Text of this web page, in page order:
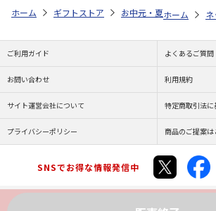
ホーム ギフトストア お中元・夏ギフト特集
ホーム
ご利用ガイド よくあるご質問
お問い合わせ 利用規約
サイト運営会社について 特定商取引法
プライバシーポリシー 商品のご提案は
SNSでお得な情報発信中